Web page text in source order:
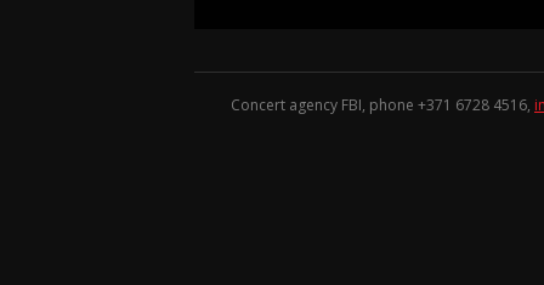
Concert agency FBI, phone +371 6728 4516,